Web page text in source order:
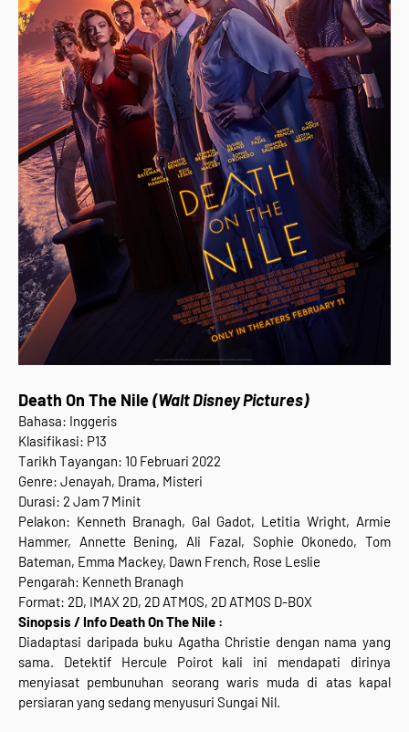
Death On The Nile(Walt Disney Pictures)
Bahasa: Inggeris
Klasifikasi: P13
Tarikh Tayangan: 10 Februari 2022
Genre: Jenayah, Drama, Misteri
Durasi: 2 Jam 7 Minit
Pelakon: Kenneth Branagh, Gal Gadot, Letitia Wright, Armie
Hammer, Annette Bening, Ali Fazal, Sophie Okonedo, Tom
Bateman, Emma Mackey, Dawn French, Rose Leslie
Pengarah: Kenneth Branagh
Format: 2D, IMAX 2D, 2D ATMOS, 2D ATMOS D-BOX
Sinopsis / Info Death On The Nile :
Diadaptasi daripada buku Agatha Christie dengan nama yang
sama. Detektif Hercule Poirot kali ini mendapati dirinya
menyiasat pembunuhan seorang waris muda di atas kapal
persiaran yang sedang menyusuri Sungai Nil.